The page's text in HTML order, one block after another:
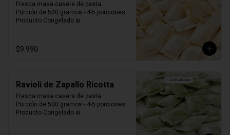
Fresca masa casera de pasta.
Porción de 500 gramos - 4-5 porciones.
Producto Congelado ❄️
$9.990
Ravioli de Zapallo Ricotta
Fresca masa casera de pasta.
Porción de 500 gramos - 4-5 porciones.
Producto Congelado ❄️